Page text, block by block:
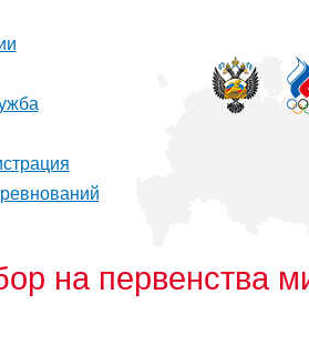
на первенства